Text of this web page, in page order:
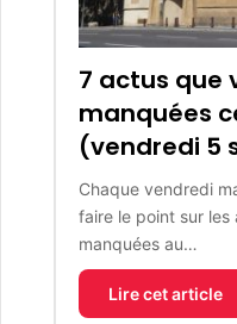
7 actus que
manquées
(vendredi 5
Chaque vendredi
faire le point sur
manquées au…
Lire cet article